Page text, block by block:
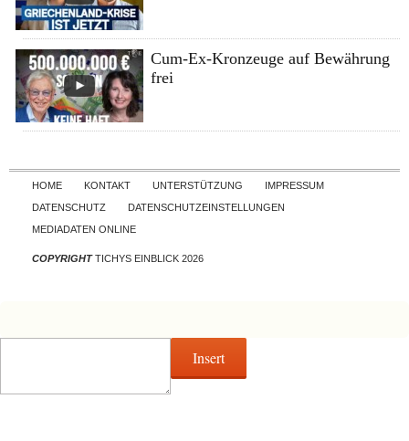
Cum-Ex-Kronzeuge auf Bewährung
frei
Skip to content
HOME KONTAKT UNTERSTÜTZUNG
IMPRESSUM
DATENSCHUTZ
DATENSCHUTZEINSTELLUNGEN
MEDIADATEN ONLINE
COPYRIGHTTICHYS EINBLICK 2026
Insert